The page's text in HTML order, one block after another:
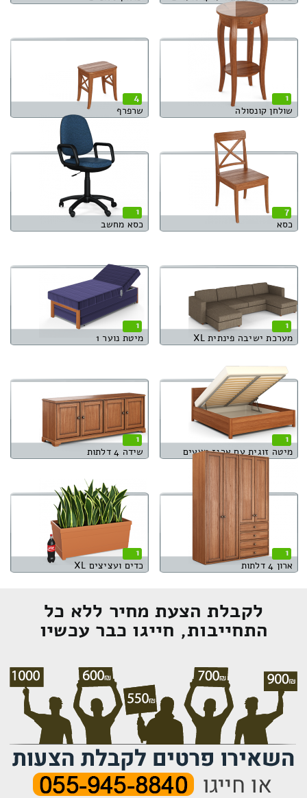
1
שולחן קונסולה
4
שרפרף
7
כסא
1
כסא מחשב
1
מערכת ישיבה פינתית XL
1
מיטת נוער 1
1
מיטה זוגית עם ארגז מצעים
1
שידה 4 דלתות
1
ארון 4 דלתות
1
כדים ועציצים XL
לקבלת הצעת מחיר ללא כל
התחייבות, חייגו כבר עכשיו